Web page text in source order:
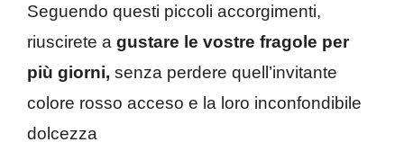
Seguendo questi piccoli accorgimenti,
riuscirete a gustare le vostre fragole per
più giorni, senza perdere quell’invitante
colore rosso acceso e la loro inconfondibile
dolcezza